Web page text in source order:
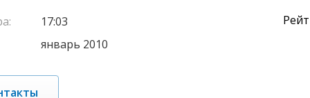
17:03
январь 2010